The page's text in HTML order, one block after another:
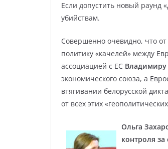
Если допустить новый раунд
убийствам.
Совершенно очевидно, что
политику «качелей» между
ассоциацией с ЕС Владимиру
экономического союза, а
втягивании белорусской
от всех этих
Ольга
контроля